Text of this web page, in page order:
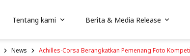
Tentang kami Berita & Media Release
News Achilles-Corsa Berangkatkan Pemenang Foto